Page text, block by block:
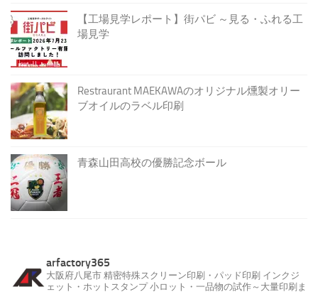
【工場見学レポート】街パビ ～見る・ふれる工
場見学
Restraurant MAEKAWAのオリジナル燻製オリー
ブオイルのラベル印刷
青森山田高校の優勝記念ボール
arfactory365
大阪府八尾市 精密特殊スクリーン印刷・パッド印刷 インクジ
ェット・ホットスタンプ小ロット・一品物の試作～大量印刷ま